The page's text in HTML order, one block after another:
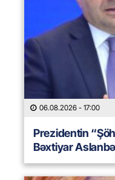
06.08.2026 - 17:00
Prezidentin
Bəxtiyar